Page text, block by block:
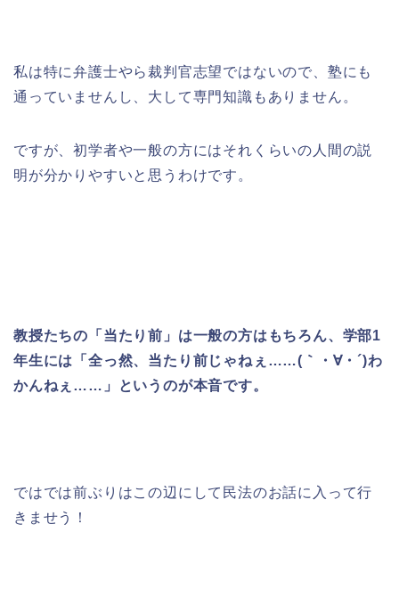
私は特に弁護士やら裁判官志望ではないので、塾にも
通っていませんし、大して専門知識もありません。
ですが、初学者や一般の方にはそれくらいの人間の説
明が分かりやすいと思うわけです。
教授たちの「当たり前」は一般の方はもちろん、学部1
年生には「全っ然、当たり前じゃねぇ……(｀・∀・´)わ
かんねぇ……」というのが本音です。
ではでは前ぶりはこの辺にして民法のお話に入って行
きませう！